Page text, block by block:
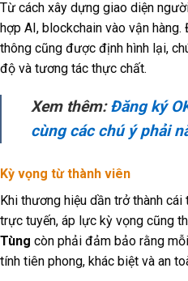
Từ cách xây dựng giao diện
hợp AI, blockchain vào vận
thông cũng được định hình lại,
độ và tương tác thực chất.
Xem thêm:Đăng ký
cùng các chú ý phải
Kỳ vọng từ thành viên
Khi thương hiệu dần trở thành
trực tuyến, áp lực kỳ vọng cũng
Tùng còn phải đảm bảo rằng
tính tiên phong, khác biệt và an